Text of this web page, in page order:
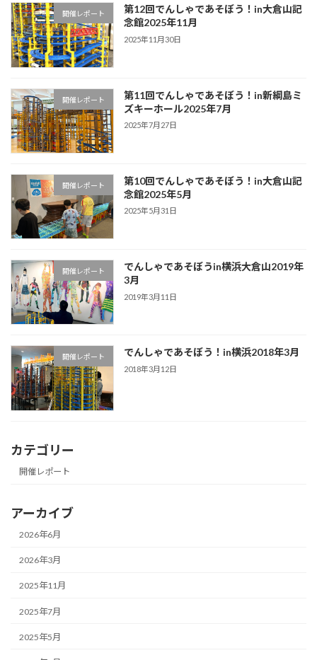
開催レポート
第12回でんしゃであそぼう！in大倉山記
念館2025年11月
2025年11月30日
開催レポート
第11回でんしゃであそぼう！in新綱島ミ
ズキーホール2025年7月
2025年7月27日
開催レポート
第10回でんしゃであそぼう！in大倉山記
念館2025年5月
2025年5月31日
開催レポート
でんしゃであそぼうin横浜大倉山2019年
3月
2019年3月11日
開催レポート でんしゃであそぼう！in横浜2018年3月
2018年3月12日
カテゴリー
開催レポート
アーカイブ
2026年6月
2026年3月
2025年11月
2025年7月
2025年5月